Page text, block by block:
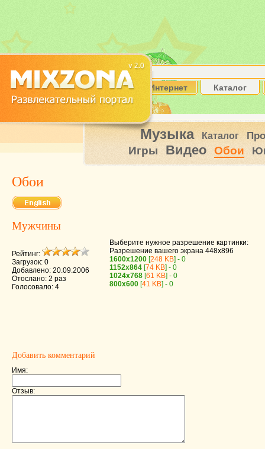
Интернет Каталог
Музыка Каталог
Игры Видео Обои
Обои
Мужчины
Рейтинг:
Загрузок: 0
Добавлено: 20.09.2006
Отослано: 2 раз
Голосовало: 4
Выберите нужное разрешение картинки:
Разрешение вашего экрана 448x896
1600x1200 [248 KB] - 0
1152x864 [74 KB] - 0
1024x768 [61 KB] - 0
800x600 [41 KB] - 0
Добавить комментарий
Имя:
Отзыв: